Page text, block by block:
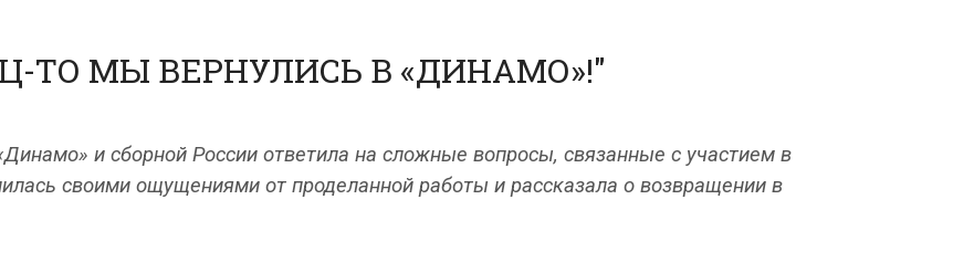
ТО МЫ ВЕРНУЛИСЬ В «ДИНАМО»!"
и сборной России ответила на сложные вопросы, связанные с участием в
своими ощущениями от проделанной работы и рассказала о возвращении в